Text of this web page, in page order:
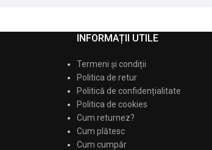
INFORMAȚII UTILE
Termeni și condiții
Politica de retur
Politică de confidențialitate
Politica de cookies
Cum returnez?
Cum plătesc
Cum cumpăr